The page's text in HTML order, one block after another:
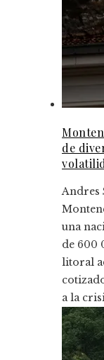
de
Andres
una
de 600
litoral
a la